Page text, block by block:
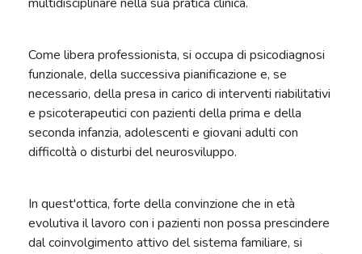
Come libera professionista, si occupa di psicodiagnosi
funzionale, della successiva pianificazione e, se
necessario, della presa in carico di interventi riabilitativi
e psicoterapeutici con pazienti della prima e della
seconda infanzia, adolescenti e giovani adulti con
difficoltà o disturbi del neurosviluppo.
In quest'ottica, forte della convinzione che in età
evolutiva il lavoro con i pazienti non possa prescindere
dal coinvolgimento attivo del sistema familiare, si